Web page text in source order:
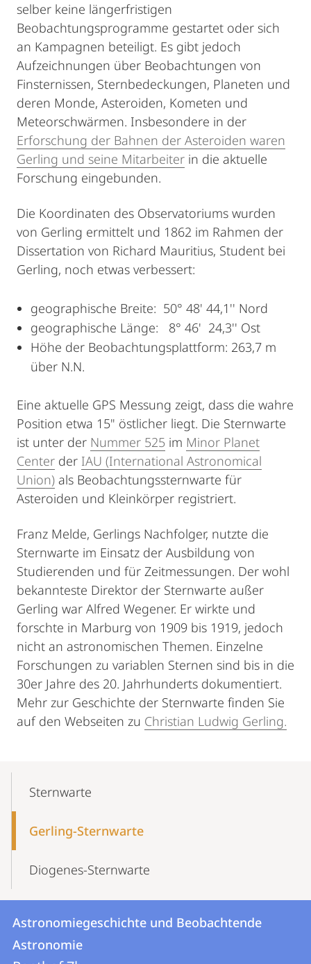
selber keine längerfristigen
Beobachtungsprogramme gestartet oder sich
an Kampagnen beteiligt. Es gibt jedoch
Aufzeichnungen über Beobachtungen von
Finsternissen, Sternbedeckungen, Planeten und
deren Monde, Asteroiden, Kometen und
Meteorschwärmen. Insbesondere in der
Erforschung der Bahnen der Asteroiden waren
Gerling und seine Mitarbeiter in die aktuelle
Forschung eingebunden.
Die Koordinaten des Observatoriums wurden
von Gerling ermittelt und 1862 im Rahmen der
Dissertation von Richard Mauritius, Student bei
Gerling, noch etwas verbessert:
geographische Breite: 50° 48' 44,1'' Nord
geographische Länge: 8° 46' 24,3'' Ost
Höhe der Beobachtungsplattform: 263,7 m
über N.N.
Eine aktuelle GPS Messung zeigt, dass die wahre
Position etwa 15" östlicher liegt. Die Sternwarte
ist unter der Nummer 525 im Minor Planet
Center der IAU (International Astronomical
Union) als Beobachtungssternwarte für
Asteroiden und Kleinkörper registriert.
Franz Melde, Gerlings Nachfolger, nutzte die
Sternwarte im Einsatz der Ausbildung von
Studierenden und für Zeitmessungen. Der wohl
bekannteste Direktor der Sternwarte außer
Gerling war Alfred Wegener. Er wirkte und
forschte in Marburg von 1909 bis 1919, jedoch
nicht an astronomischen Themen. Einzelne
Forschungen zu variablen Sternen sind bis in die
30er Jahre des 20. Jahrhunderts dokumentiert.
Mehr zur Geschichte der Sternwarte finden Sie
auf den Webseiten zu Christian Ludwig Gerling.
NavigationSternwarte
Gerling-Sternwarte
Diogenes-Sternwarte
Kontakt
und
Kontaktinformationen
Astronomiegeschichte
und
Astronomiegeschichte und Beobachtende
Astronomie